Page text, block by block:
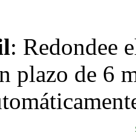
: Redondee
plazo de 6